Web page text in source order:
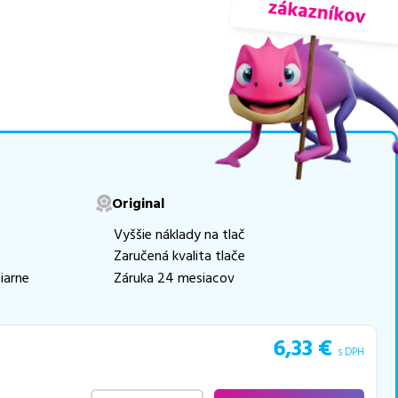
tlač.
naskladňovať
ďalšie otázky,
Original
Vyššie náklady na tlač
Zaručená kvalita tlače
Záruka 24 mesiacov
6,33 € s DPH